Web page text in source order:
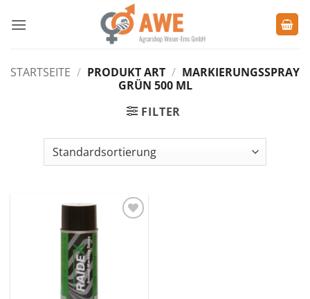
Inhalt
STARTSEITE / PRODUKT ART / MARKIERUNGSSPRAY
GRÜN 500 ML
FILTER